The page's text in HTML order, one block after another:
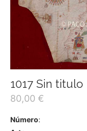
1017 Sin titulo
80,00 €
Número: